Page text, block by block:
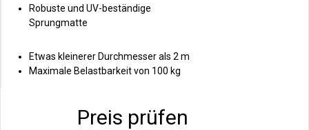
Robuste und UV-beständige
Sprungmatte
Etwas kleinerer Durchmesser als 2 m
Maximale Belastbarkeit von 100 kg
Preis prüfen